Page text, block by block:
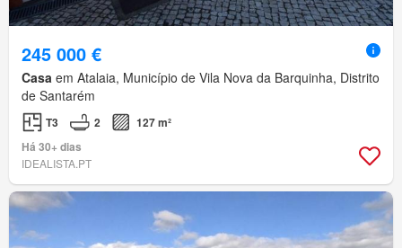
245 000 €
Casa em Atalaia, Município de Vila Nova da Barquinha, Distrito
de Santarém
T3 2
127 m²
Há 30+ dias
IDEALISTA.PT